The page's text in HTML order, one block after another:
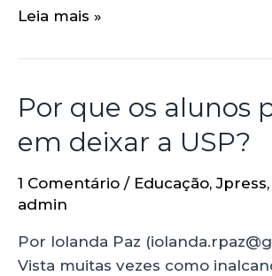
Leia mais »
Por que os alunos
em deixar a USP?
1 Comentário / Educação,Jpress,
admin
Por Iolanda Paz
Vista muitas vezes como